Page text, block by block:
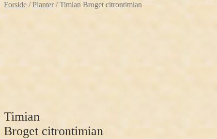
Forside /Planter/Timian Broget citrontimian
Timian
Broget citrontimian